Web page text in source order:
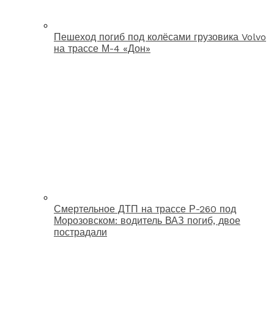
Пешеход погиб под колёсами грузовика Volvo
на трассе М-4 «Дон»
Смертельное ДТП на трассе Р-260 под
Морозовском: водитель ВАЗ погиб, двое
пострадали